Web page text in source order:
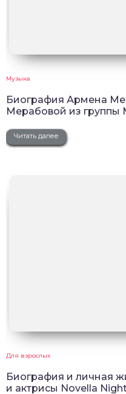
Музыка
Биография Армена
Мерабовой из группы
Читать далее
Для взрослых
Биография и личная
и актрисы Novella